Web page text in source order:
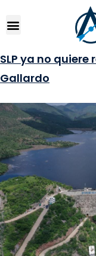
SLP ya no
Gallardo